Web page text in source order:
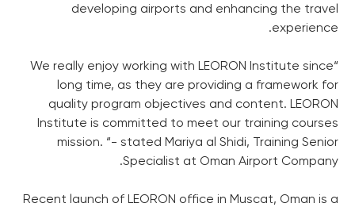
developing airports and enhancing the travel
experience.
“We really enjoy working with LEORON Institute since
long time, as they are providing a framework for
quality program objectives and content. LEORON
Institute is committed to meet our training courses
mission. “- stated Mariya al Shidi, Training Senior
Specialist at Oman Airport Company.
Recent launch of LEORON office in Muscat, Oman is a